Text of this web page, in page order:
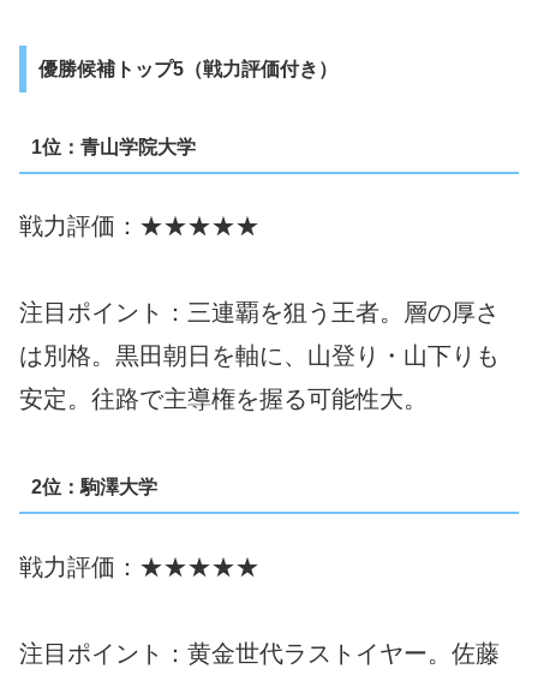
優勝候補トップ5（戦力評価付き）
1位：青山学院大学
戦力評価：★★★★★
注目ポイント：三連覇を狙う王者。層の厚さ
は別格。黒田朝日を軸に、山登り・山下りも
安定。往路で主導権を握る可能性大。
2位：駒澤大学
戦力評価：★★★★★
注目ポイント：黄金世代ラストイヤー。佐藤